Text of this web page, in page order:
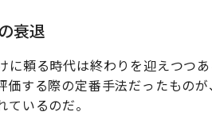
衰退
に頼る時代は終わりを迎えつつ
価する際の定番手法だったもの
いるのだ。